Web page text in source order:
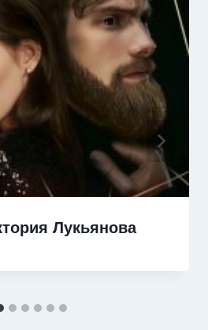
Лукьянова